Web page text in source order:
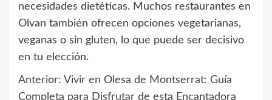
necesidades dietéticas. Muchos restaurantes en
Olvan también ofrecen opciones vegetarianas,
veganas o sin gluten, lo que puede ser decisivo
en tu elección.
Navegación
Anterior: Vivir en Olesa de Montserrat: Guía
Completa para Disfrutar de esta Encantadora